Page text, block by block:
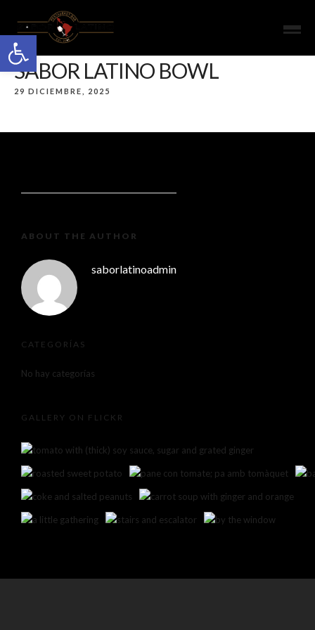
Open toolbar
SABOR LATINO BOWL
29 DICIEMBRE, 2025
ABOUT THE AUTHOR
saborlatinoadmin
CATEGORÍAS
No hay categorías
GALLERY ON FLICKR